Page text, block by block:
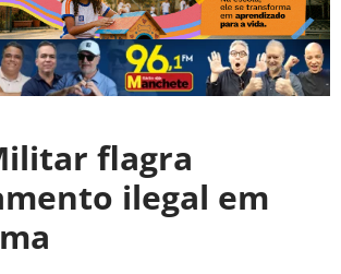
flagra
ilegal em